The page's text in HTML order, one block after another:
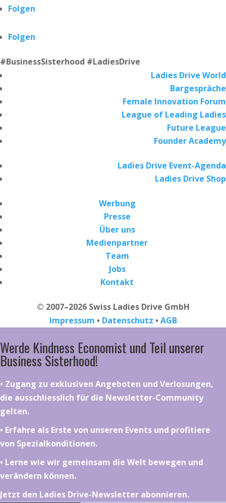
Folgen
Folgen
#BusinessSisterhood #LadiesDrive
Ladies Drive World
Bargespräche
Female Innovation Forum
League of Leading Ladies
Future League
Founder Academy
Ladies Drive Event-Agenda
Ladies Drive Shop
Werbung
Presse
Über uns
Medienpartner
Team
Jobs
Kontakt
© 2007–2026 Swiss Ladies Drive GmbH
Impressum • Datenschutz • AGB
Werde Kindness Economist und Teil unserer
Business Sisterhood!
•⁠ ⁠⁠Zugang zu exklusiven Angeboten und Verlosungen,
die ausschliesslich für die Newsletter-Community
gelten.
•⁠ ⁠⁠Erfahre als Erste von unseren Events und profitiere
von Spezialkonditionen.
•⁠ ⁠⁠Lerne wie wir gemeinsam die Welt bewegen und
verändern können.
Jetzt den Ladies Drive-Newsletter abonnieren.